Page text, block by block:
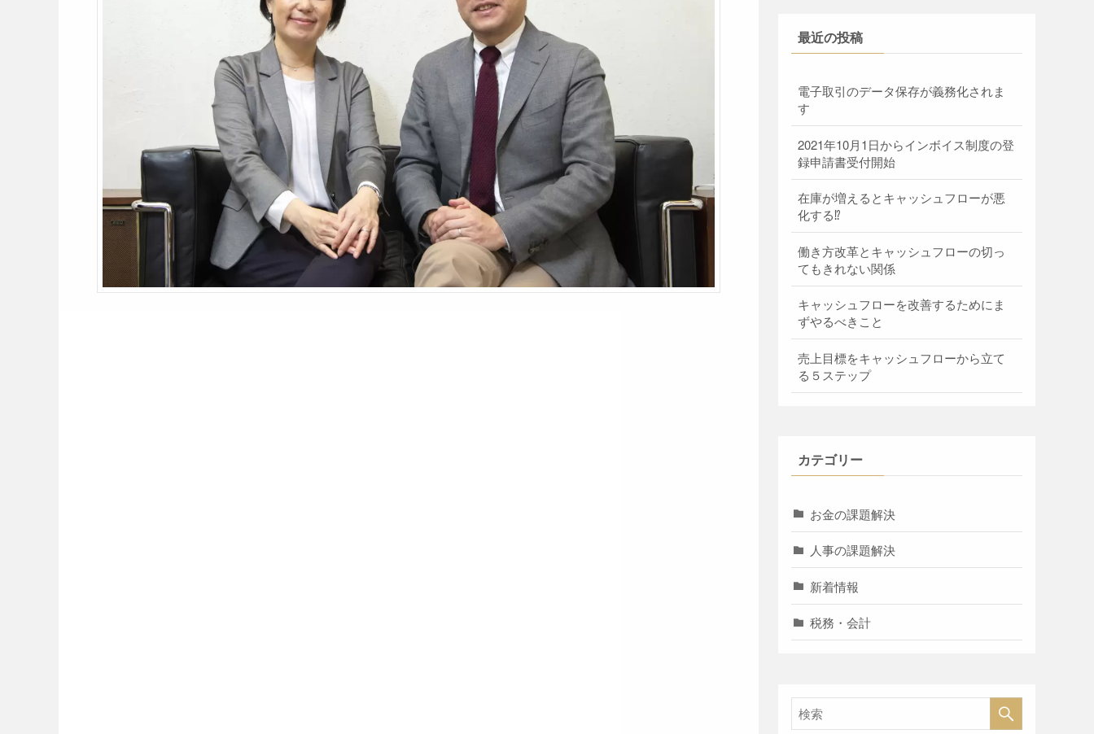
最近の投稿
電子取引のデータ保存が義務化されま
す
2021年10月1日からインボイス制度の登
録申請書受付開始
在庫が増えるとキャッシュフローが悪
化する⁉
働き方改革とキャッシュフローの切っ
てもきれない関係
キャッシュフローを改善するためにま
ずやるべきこと
売上目標をキャッシュフローから立て
る５ステップ
カテゴリー
お金の課題解決
人事の課題解決
新着情報
税務・会計